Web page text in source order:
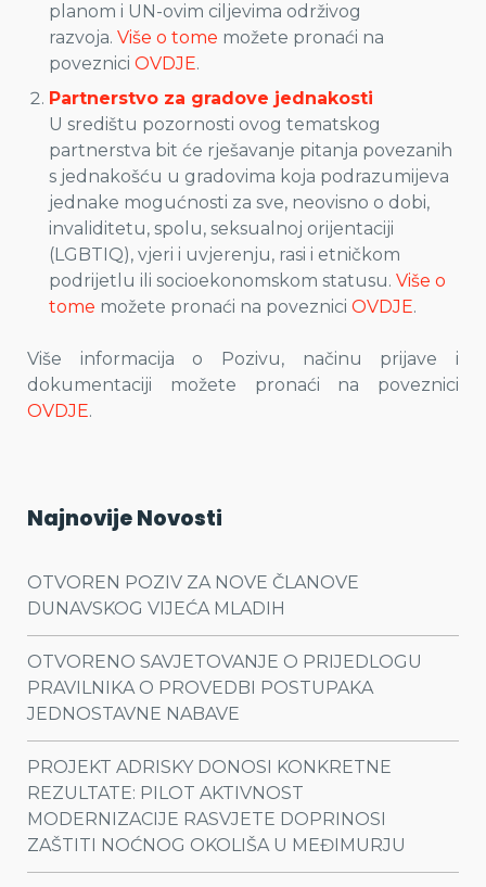
planom i UN-ovim ciljevima održivog
razvoja. Više o tome možete pronaći na
poveznici OVDJE.
Partnerstvo za gradove jednakosti
U središtu pozornosti ovog tematskog
partnerstva bit će rješavanje pitanja povezanih
s jednakošću u gradovima koja podrazumijeva
jednake mogućnosti za sve, neovisno o dobi,
invaliditetu, spolu, seksualnoj orijentaciji
(LGBTIQ), vjeri i uvjerenju, rasi i etničkom
podrijetlu ili socioekonomskom statusu. Više o
tome možete pronaći na poveznici OVDJE.
Više informacija o Pozivu, načinu prijave i
dokumentaciji možete pronaći na poveznici
OVDJE.
Najnovije Novosti
OTVOREN POZIV ZA NOVE ČLANOVE
DUNAVSKOG VIJEĆA MLADIH
OTVORENO SAVJETOVANJE O PRIJEDLOGU
PRAVILNIKA O PROVEDBI POSTUPAKA
JEDNOSTAVNE NABAVE
PROJEKT ADRISKY DONOSI KONKRETNE
REZULTATE: PILOT AKTIVNOST
MODERNIZACIJE RASVJETE DOPRINOSI
ZAŠTITI NOĆNOG OKOLIŠA U MEĐIMURJU